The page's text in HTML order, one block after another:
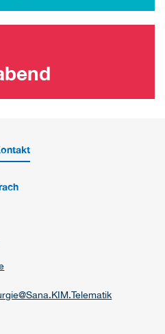
@Sana.KIM.Telematik